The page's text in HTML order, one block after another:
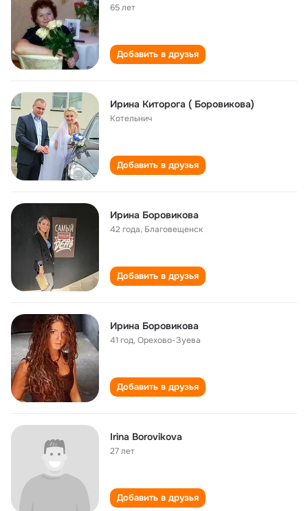
65 лет
Добавить в друзья
Ирина Киторога ( Боровикова)
Котельнич
Добавить в друзья
Ирина Боровикова
42 года, Благовещенск
Добавить в друзья
Ирина Боровикова
41 год,Орехово-Зуева
Добавить в друзья
Irina Borovikova
27 лет
Добавить в друзья